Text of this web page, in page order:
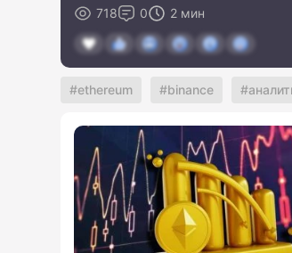
718 0 2 мин
ethereum binance